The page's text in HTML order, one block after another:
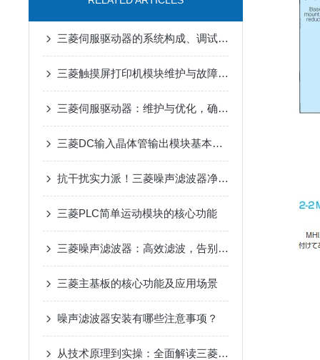
三菱伺服驱动器的系统构成、调试流程、日常维护和常见问题处理
三菱触摸屏打印机模块维护与故障排查
三菱伺服驱动器：维护与优化，确保长期稳定运行
三菱DC输入晶体管输出模块基本概论与特点
抗干扰实力派！三菱噪声滤波器净化电路环境
三菱PLC简单运动模块的核心功能
三菱噪声滤波器：高效滤波，告别工业电磁干扰
三菱主基板的核心功能及应用场景
噪声滤波器安装有哪些注意事项？
从技术原理到实操：全面解读三菱伺服驱动器的性能优势